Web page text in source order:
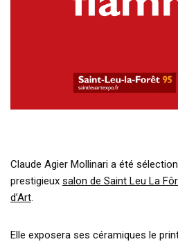
Claude Agier Mollinari a été
prestigieux salon de Saint Leu La
d’Art.
Elle exposera ses céramiques le